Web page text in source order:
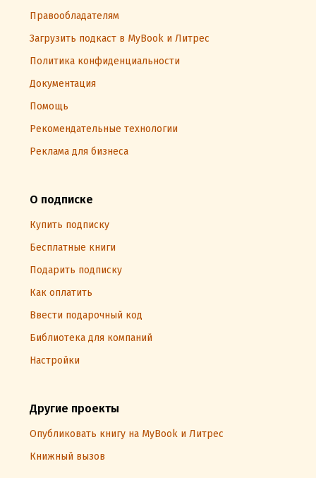
Правообладателям
Загрузить подкаст в MyBook и Литрес
Политика конфиденциальности
Документация
Помощь
Рекомендательные технологии
Реклама для бизнеса
О подписке
Купить подписку
Бесплатные книги
Подарить подписку
Как оплатить
Ввести подарочный код
Библиотека для компаний
Настройки
Другие проекты
Опубликовать книгу на MyBook и Литрес
Книжный вызов